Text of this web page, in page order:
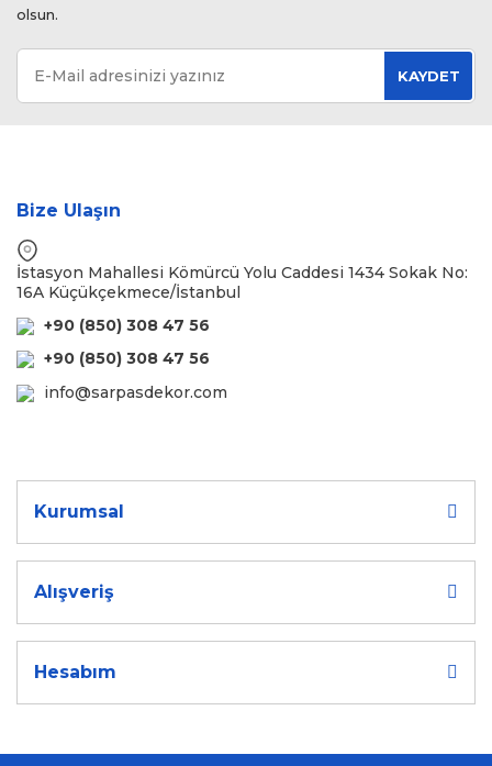
olsun.
KAYDET
Bize Ulaşın
İstasyon Mahallesi Kömürcü Yolu Caddesi 1434 Sokak No:
16A Küçükçekmece/İstanbul
+90 (850) 308 47 56
+90 (850) 308 47 56
info@sarpasdekor.com
Kurumsal
Alışveriş
Hesabım